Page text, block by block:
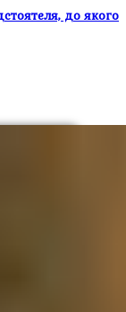
до якого